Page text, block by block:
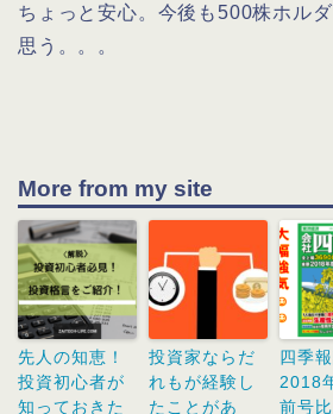
ちょっと安心。今後も500株ホル
思う。。。
More from my site
先人の知恵！
投資初心者が
知っておきた
投資家ならだ
れもが経験し
たことがあ
四季
2018
前号